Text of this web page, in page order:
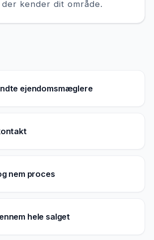
kender dit område.
ejendomsmæglere
nem proces
hele salget